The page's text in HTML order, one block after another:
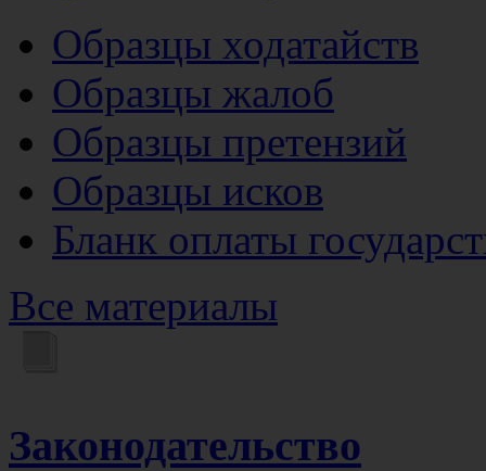
Образцы ходатайств
Образцы жалоб
Образцы претензий
Образцы исков
Бланк оплаты
Все материалы
Законодательство